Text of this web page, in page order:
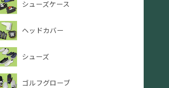
シューズケース
ヘッドカバー
シューズ
ゴルフグローブ